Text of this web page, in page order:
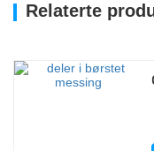
Relaterte